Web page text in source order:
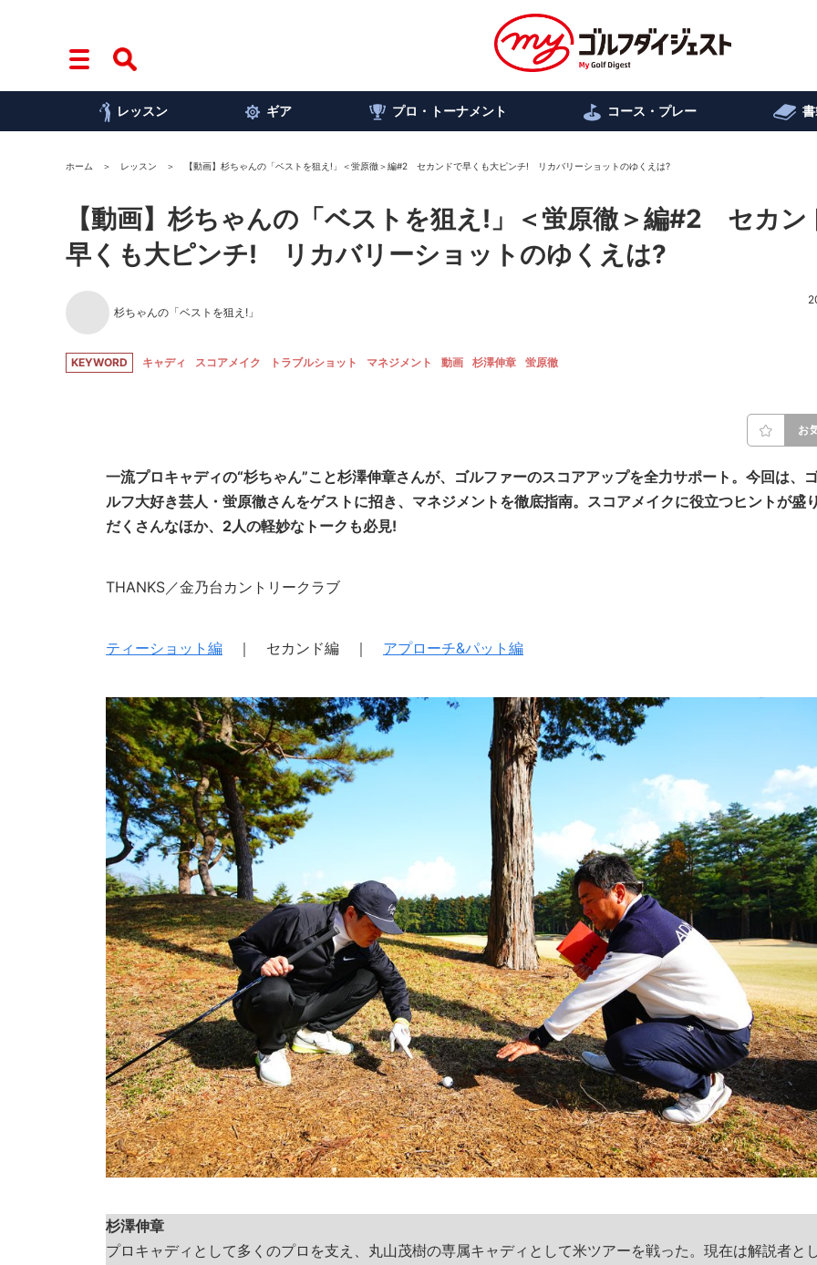
レッスン ギア プロ・トーナメント コース・プレー
ホーム レッスン 【動画】杉ちゃんの「ベストを狙え!」＜蛍原徹＞編#2 セカンドで早くも大ピンチ! リカバリーショットのゆくえは?
【動画】杉ちゃんの「ベストを狙え!」＜蛍原徹＞編#2 セカン
早くも大ピンチ! リカバリーショットのゆくえは?
杉ちゃんの「ベストを狙え!」
KEYWORD キャディ スコアメイク トラブルショット マネジメント 動画 杉澤伸章 蛍原徹
お
一流プロキャディの“杉ちゃん”こと杉澤伸章さんが、ゴルファーのスコアアップを全力サポート。今回は、
ルフ大好き芸人・蛍原徹さんをゲストに招き、マネジメントを徹底指南。スコアメイクに役立つヒントが盛
だくさんなほか、2人の軽妙なトークも必見!
THANKS／金乃台カントリークラブ
ティーショット編 ｜ セカンド編 ｜ アプローチ&パット編
杉澤伸章
プロキャディとして多くのプロを支え、丸山茂樹の専属キャディとして米ツアーを戦った。現在は解説者と